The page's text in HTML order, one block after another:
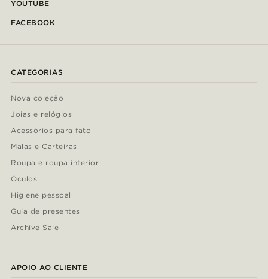
YOUTUBE
FACEBOOK
CATEGORIAS
Nova coleção
Joias e relógios
Acessórios para fato
Malas e Carteiras
Roupa e roupa interior
Óculos
Higiene pessoal
Guia de presentes
Archive Sale
APOIO AO CLIENTE